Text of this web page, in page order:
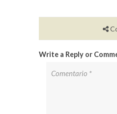
Write a Reply or